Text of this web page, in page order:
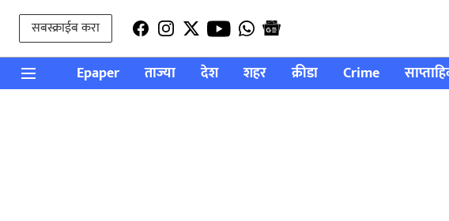
सबस्क्राईब करा
Epaper ताज्या देश शहर क्रीडा Crime